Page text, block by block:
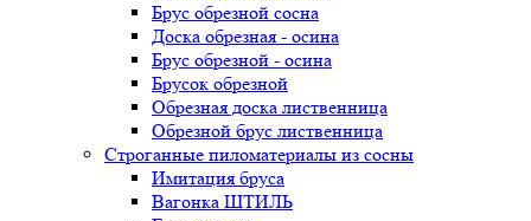
Брус обрезной сосна
Доска обрезная - осина
Брус обрезной - осина
Брусок обрезной
Обрезная доска лиственница
Обрезной брус лиственница
Строганные пиломатериалы из сосны
Имитация бруса
Вагонка ШТИЛЬ